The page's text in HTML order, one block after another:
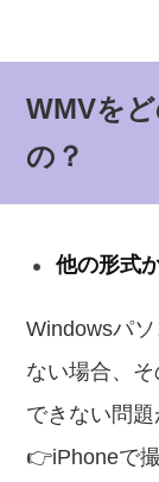
WMVを
の？
他の形式
Windowsパ
ない場合、
できない問題
👉iPhoneで